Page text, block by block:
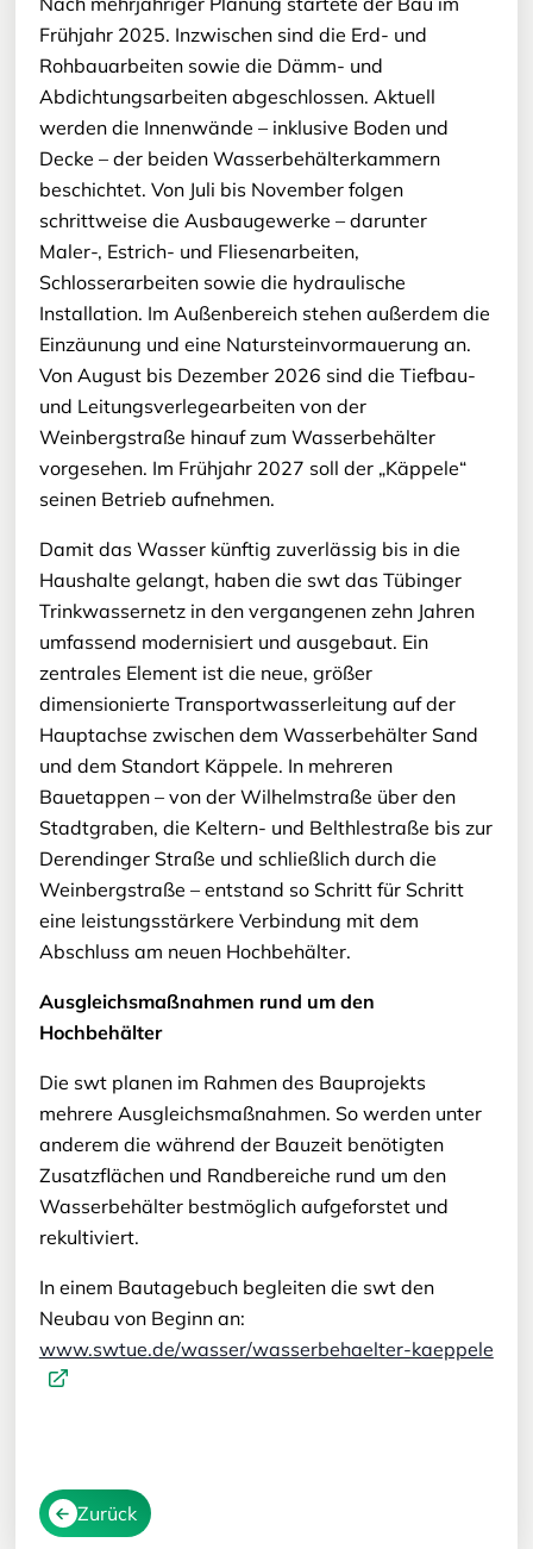
Frühjahr 2025. Inzwischen sind die Erd- und
Rohbauarbeiten sowie die Dämm- und
Abdichtungsarbeiten abgeschlossen. Aktuell
werden die Innenwände – inklusive Boden und
Decke – der beiden Wasserbehälterkammern
beschichtet. Von Juli bis November folgen
schrittweise die Ausbaugewerke – darunter
Maler-, Estrich- und Fliesenarbeiten,
Schlosserarbeiten sowie die hydraulische
Installation. Im Außenbereich stehen außerdem die
Einzäunung und eine Natursteinvormauerung an.
Von August bis Dezember 2026 sind die Tiefbau-
und Leitungsverlegearbeiten von der
Weinbergstraße hinauf zum Wasserbehälter
vorgesehen. Im Frühjahr 2027 soll der „Käppele“
seinen Betrieb aufnehmen.
Damit das Wasser künftig zuverlässig bis in die
Haushalte gelangt, haben die swt das Tübinger
Trinkwassernetz in den vergangenen zehn Jahren
umfassend modernisiert und ausgebaut. Ein
zentrales Element ist die neue, größer
dimensionierte Transportwasserleitung auf der
Hauptachse zwischen dem Wasserbehälter Sand
und dem Standort Käppele. In mehreren
Bauetappen – von der Wilhelmstraße über den
Stadtgraben, die Keltern- und Belthlestraße bis zur
Derendinger Straße und schließlich durch die
Weinbergstraße – entstand so Schritt für Schritt
eine leistungsstärkere Verbindung mit dem
Abschluss am neuen Hochbehälter.
Ausgleichsmaßnahmen rund um den
Hochbehälter
Die swt planen im Rahmen des Bauprojekts
mehrere Ausgleichsmaßnahmen. So werden unter
anderem die während der Bauzeit benötigten
Zusatzflächen und Randbereiche rund um den
Wasserbehälter bestmöglich aufgeforstet und
rekultiviert.
In einem Bautagebuch begleiten die swt den
Neubau von Beginn an:
www.swtue.de/wasser/wasserbehaelter-kaeppele
Zurück